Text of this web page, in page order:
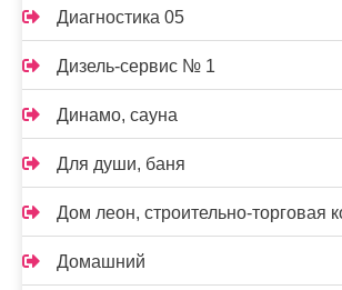
Диагностика 05
Дизель-сервис № 1
Динамо, сауна
Для души, баня
Дом леон, строительно-торговая
Домашний